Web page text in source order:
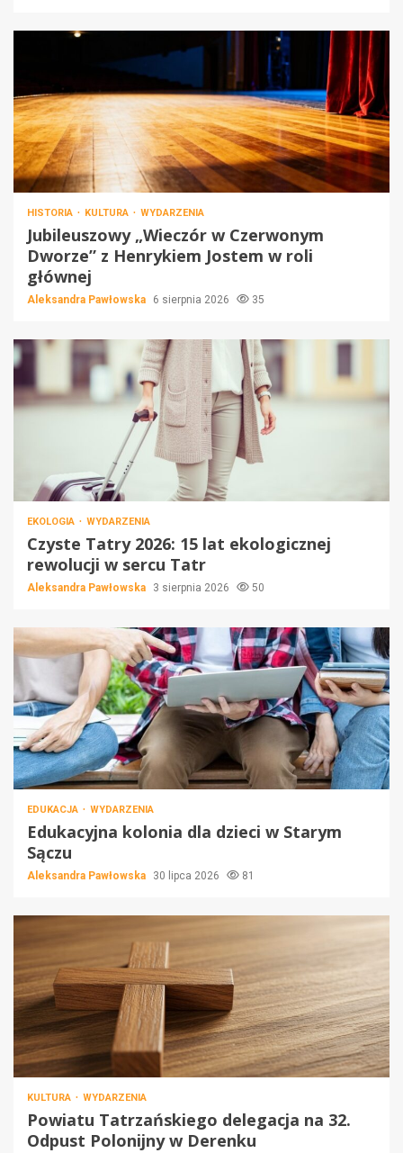
HISTORIA KULTURA WYDARZENIA
Jubileuszowy „Wieczór w Czerwonym
Dworze” z Henrykiem Jostem w roli
głównej
Aleksandra Pawłowska 6 sierpnia 2026 35
EKOLOGIA WYDARZENIA
Czyste Tatry 2026: 15 lat ekologicznej
rewolucji w sercu Tatr
Aleksandra Pawłowska 3 sierpnia 2026 50
EDUKACJA WYDARZENIA
Edukacyjna kolonia dla dzieci w Starym
Sączu
Aleksandra Pawłowska 30 lipca 2026 81
KULTURA WYDARZENIA
Powiatu Tatrzańskiego delegacja na 32.
Odpust Polonijny w Derenku